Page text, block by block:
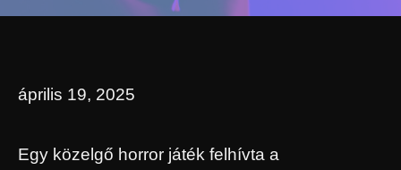
április 19, 2025
Egy közelgő horror játék felhívta a